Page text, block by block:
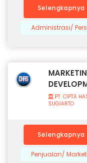
Selengkapnya
Administrasi/
PT. CIPTA
SUGIARTO
Selengkapnya
Penjualan/